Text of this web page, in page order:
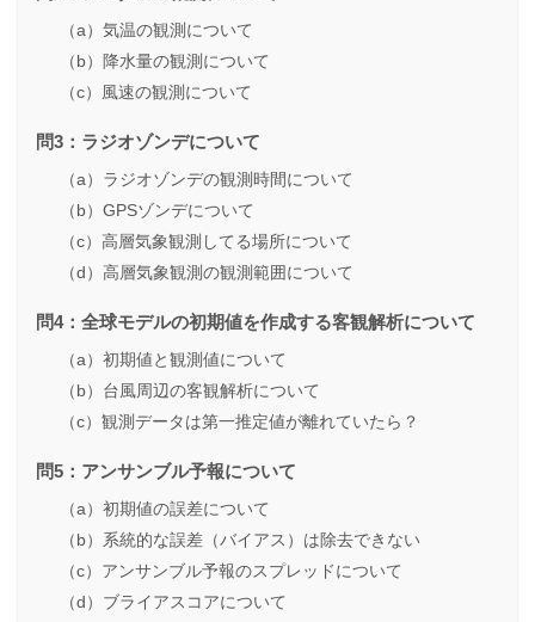
（a）気温の観測について
（b）降水量の観測について
（c）風速の観測について
問3：ラジオゾンデについて
（a）ラジオゾンデの観測時間について
（b）GPSゾンデについて
（c）高層気象観測してる場所について
（d）高層気象観測の観測範囲について
問4：全球モデルの初期値を作成する客観解析について
（a）初期値と観測値について
（b）台風周辺の客観解析について
（c）観測データは第一推定値が離れていたら？
問5：アンサンブル予報について
（a）初期値の誤差について
（b）系統的な誤差（バイアス）は除去できない
（c）アンサンブル予報のスプレッドについて
（d）ブライアスコアについて